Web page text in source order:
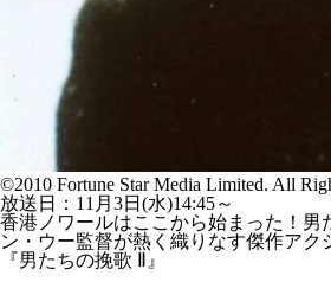
©2010 Fortune Star Media Limited. All
放送日：11月3日(水)14:45～
香港ノワールはここから始まった！男
ン・ウー監督が熱く織りなす傑作アク
『男たちの挽歌 Ⅱ』